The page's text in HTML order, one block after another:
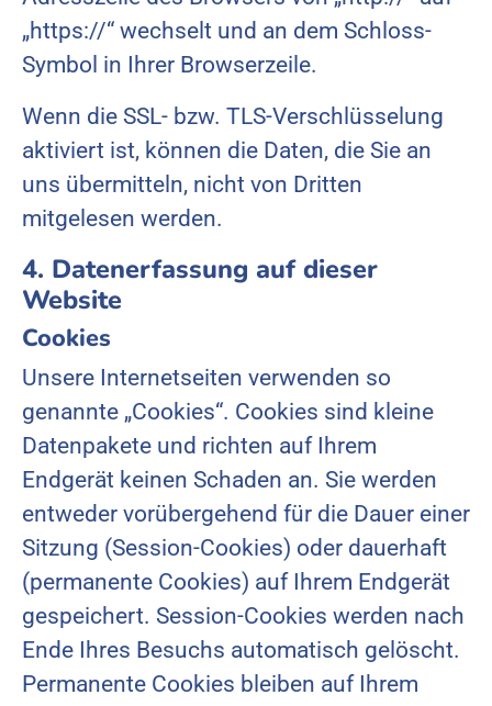
„https://“ wechselt und an dem Schloss-
Symbol in Ihrer Browserzeile.
Wenn die SSL- bzw. TLS-Verschlüsselung
aktiviert ist, können die Daten, die Sie an
uns übermitteln, nicht von Dritten
mitgelesen werden.
4. Datenerfassung auf dieser
Website
Cookies
Unsere Internetseiten verwenden so
genannte „Cookies“. Cookies sind kleine
Datenpakete und richten auf Ihrem
Endgerät keinen Schaden an. Sie werden
entweder vorübergehend für die Dauer einer
Sitzung (Session-Cookies) oder dauerhaft
(permanente Cookies) auf Ihrem Endgerät
gespeichert. Session-Cookies werden nach
Ende Ihres Besuchs automatisch gelöscht.
Permanente Cookies bleiben auf Ihrem